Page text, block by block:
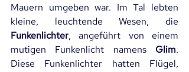
Mauern umgeben war. Im Tal lebten
Funkenlichter, angeführt von einem
mutigen Funkenlicht namens Glim.
Diese Funkenlichter hatten Flügel,